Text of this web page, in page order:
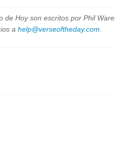
de Hoy son escritos por Phil Ware.
a help@verseoftheday.com